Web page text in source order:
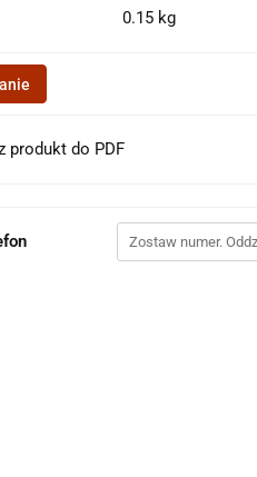
0.15 kg
produkt do PDF